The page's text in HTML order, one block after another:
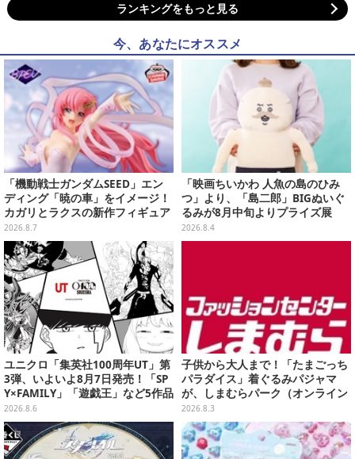
ランキングをもっと見る
今、あなたにオススメ
「機動戦士ガンダムSEED」エン
ディング「暁の車」をイメージ！
カガリとラクスの新作フィギュア
がプライズに
2026.8.7
「映画ちいかわ 人魚の島のひみ
つ」より、「島二郎」BIGぬいぐ
るみが8月中旬よりプライズ展
開！“味自慢”のエプロンはポケッ
ト付き
2026.8.4
ユニクロ「集英社100周年UT」第
3弾、いよいよ8月7日発売！「SP
Y×FAMILY」「遊戯王」など5作品
をデザイン
2026.8.6
子供から大人まで！「たまごっち
パラダイス」着ぐるみパジャマ
が、しまむらパーク（オンライン
ストア）にて受注生産
2026.8.3